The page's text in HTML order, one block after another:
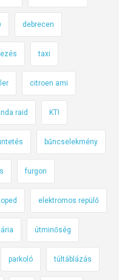
debrecen
taxi
citroen ami
raid KTI
bűncselekmény
furgon
elektromos repülő
útminőség
parkoló túltáblázás